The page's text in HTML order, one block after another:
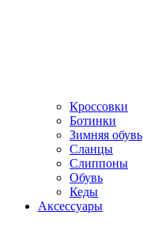
Кроссовки
Ботинки
Зимняя обувь
Сланцы
Слиппоны
Обувь
Кеды
Аксессуары